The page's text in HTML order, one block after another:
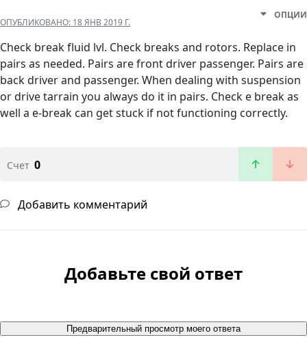
ОПУБЛИКОВАНО: 18 ЯНВ 2019 Г.
ОПЦИИ
Check break fluid lvl. Check breaks and rotors. Replace in
pairs as needed. Pairs are front driver passenger. Pairs are
back driver and passenger. When dealing with suspension
or drive tarrain you always do it in pairs. Check e break as
well a e-break can get stuck if not functioning correctly.
Счет 0
Добавить комментарий
Добавьте свой ответ
Предварительный просмотр моего ответа